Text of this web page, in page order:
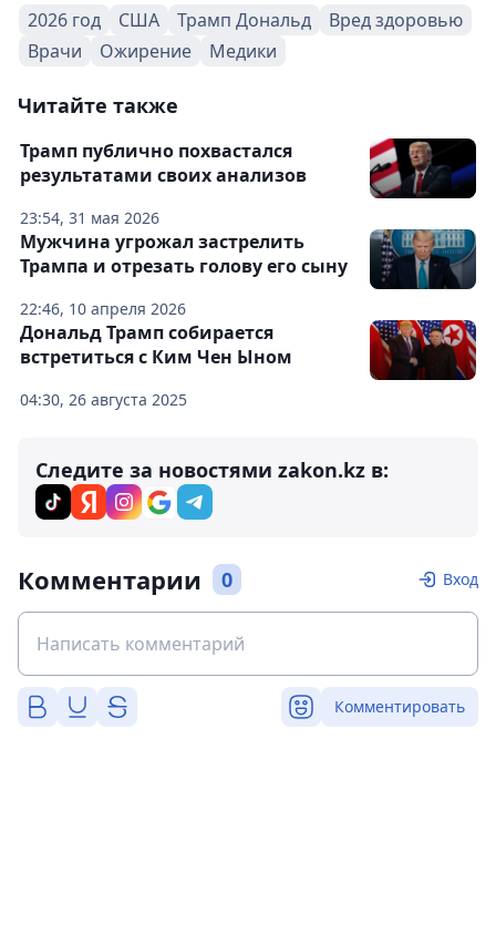
2026 год США Трамп Дональд
Вред здоровью
Врачи
Ожирение Медики
Читайте также
23:54, 31 мая 2026
Трамп публично похвастался
результатами своих анализов
22:46, 10 апреля 2026
Мужчина угрожал застрелить
Трампа и отрезать голову его сыну
04:30, 26 августа 2025
Дональд Трамп собирается
встретиться с Ким Чен Ыном
Следите за новостями zakon.kz в:
Комментарии 0 Вход
Комментировать